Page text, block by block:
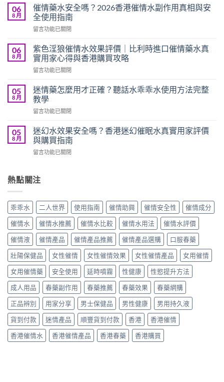
國
奴
隸
液
果
評
價
｜
話
乖
水
實
用
家
與
香
購
攻
略〉
中
06
8 月
催情藥水安全嗎？2026香港催情水副作用真相與安
全使用指南
在
情
藥
水
安
嗎？
2026
香
港
情
水
作
相
使
指
南〉
中
留言功能已關閉
06
8 月
紫色淫狼催情水效果評價｜比利時進口催情藥水真
實用家心得與香港購買攻略
在
色
淫
狼
催
水
效
果
評
比
口
情
水
真
實
用
家
心
得
與
香
港
購
買
留言功能已關閉
05
8 月
迷情藥怎麼用才正確？聽話水乖乖水使用方法完整
教學
在
情
藥
怎
麼
正
話
水
乖
使
用
方
法
完
整
教
學〉
中
留言功能已關閉
05
8 月
迷幻水效果安全嗎？香港迷幻催眠水真實用家評價
與購買指南
在
水
效
安
全
嗎？
香
港
迷
幻
催
眠
水
真
實
用
家
評
價
與
留言功能已關閉
熱點關注
乖乖水 二人世界 使用指南 催情助興 催情安全性
催情成分
催情水
催情水推薦 催情水比較 催情水用法
催情水評價
催情液
催情產品 催情產品推薦 催情產品選購
口服春藥
壯陽保健品
女性催情 女性催情效果 女性催情產品
女用催情
女用催情藥
安全使用 延時噴霧 性健康
性慾提升方法
成人用品
春藥副作用 春藥推薦 春藥效果
春藥網購
正品辨別
用家分享 男士保健品 男性健康
男用持久液
貨到付款
迷情產品 順豐貨到付款 香港
香港催情
香港催情水
香港催情產品 香港春藥 香港購買